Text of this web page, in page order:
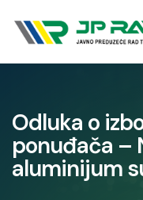
Odluka o
ponuđača –
aluminijum